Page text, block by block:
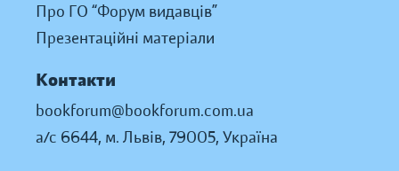
Про ГО “Форум видавців”
Презентаційні матеріали
Контакти
bookforum@bookforum.com.ua
а/с 6644, м. Львів, 79005, Україна